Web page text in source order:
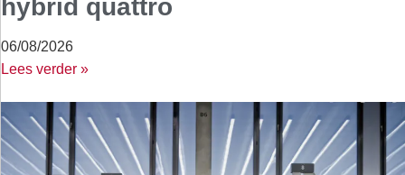
hybrid quattro
06/08/2026
Lees verder »